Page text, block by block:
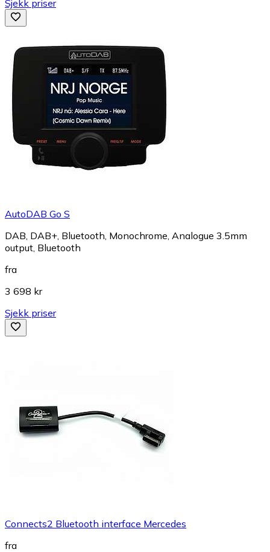
Sjekk priser
AutoDAB Go S
DAB, DAB+, Bluetooth, Monochrome, Analogue 3.5mm
output, Bluetooth
fra
3 698 kr
Sjekk priser
Connects2 Bluetooth interface Mercedes
fra